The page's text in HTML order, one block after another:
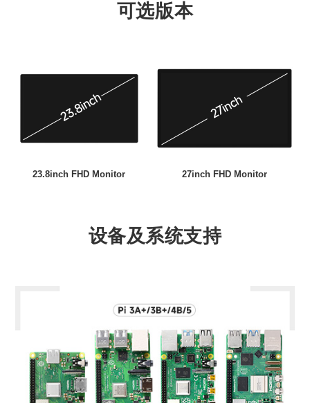
可选版本
23.8inch FHD Monitor 27inch FHD Monitor
设备及系统支持